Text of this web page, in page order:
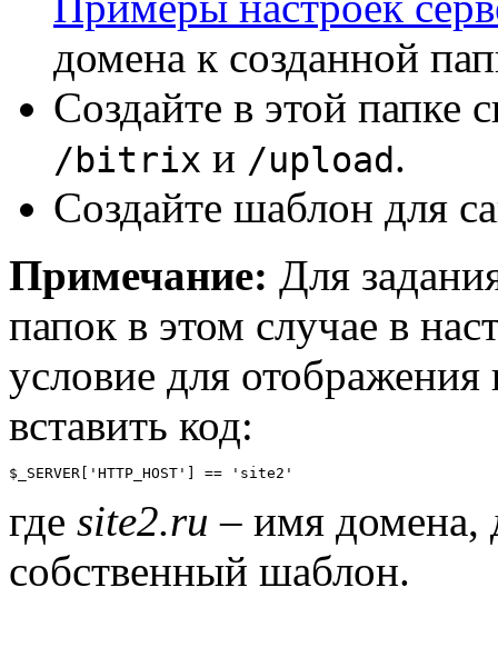
домена к созданной
Создайте в этой папке
/bitrix и /upload.
Создайте шаблон для
Примечание: Для
папок в этом случае в
условие для
вставить код:
$_SERVER['HTTP_HOST'] == 'site2'
где site2.ru – имя домена,
собственный шаблон.